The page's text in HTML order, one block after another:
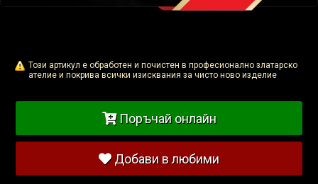
Този артикул е обработен и почистен в професионално златарско
ателие и покрива всички изисквания за чисто ново изделие
Поръчай онлайн
Добави в любими